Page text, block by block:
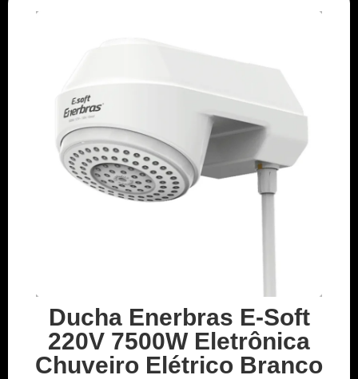
Ducha Enerbras E-Soft
220V 7500W Eletrônica
Chuveiro Elétrico Branco